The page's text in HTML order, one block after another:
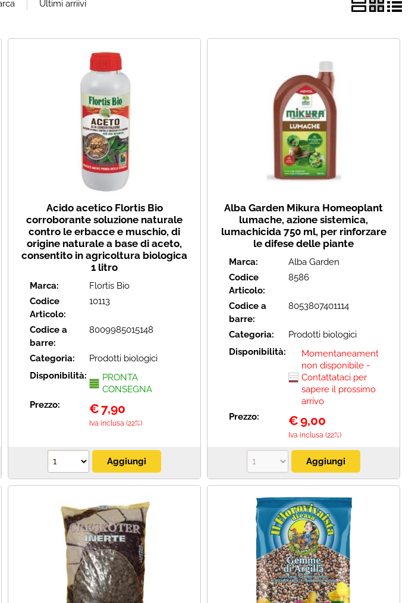
Acido acetico Flortis Bio
corroborante soluzione naturale
contro le erbacce e muschio, di
origine naturale a base di aceto,
consentito in agricoltura biologica
1 litro
Marca:
Flortis Bio
Codice
Articolo:
10113
Codice a
barre:
8009985015148
Categoria:
Prodotti biologici
Disponibilità:
PRONTA
CONSEGNA
Prezzo:
€7,90
Iva inclusa (22%)
Alba Garden Mikura Homeoplant
lumache, azione sistemica,
lumachicida 750 ml, per rinforzare
le difese delle piante
Marca:
Alba Garden
Codice
Articolo:
8586
Codice a
barre:
8053807401114
Categoria:
Prodotti biologici
Disponibilità:
Momentaneamente
non disponibile -
Contattataci per
sapere il prossimo
arrivo
Prezzo:
€9,00
Iva inclusa (22%)